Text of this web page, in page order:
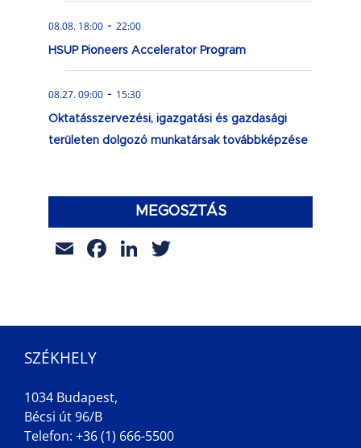
08.08. 18:00 - 22:00
HSUP Pioneers Accelerator Program
08.27. 09:00 - 15:30
Oktatásszervezési, igazgatási és gazdasági
területen dolgozó munkatársak továbbképzése
MEGOSZTÁS
EmailFacebook
LinkedIn
SZÉKHELY
1034 Budapest,
Bécsi út 96/B
Telefon: +36 (1) 666-5500